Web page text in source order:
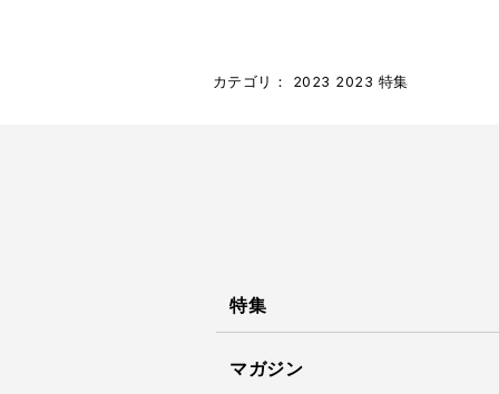
カテゴリ： 2023 2023 特集
特集
マガジン